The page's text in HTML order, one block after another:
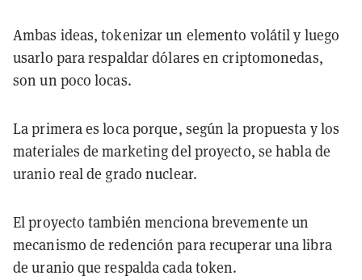
Ambas ideas, tokenizar un elemento volátil y luego
usarlo para respaldar dólares en criptomonedas,
son un poco locas.
La primera es loca porque, según la propuesta y los
materiales de marketing del proyecto, se habla de
uranio real de grado nuclear.
El proyecto también menciona brevemente un
mecanismo de redención para recuperar una libra
de uranio que respalda cada token.